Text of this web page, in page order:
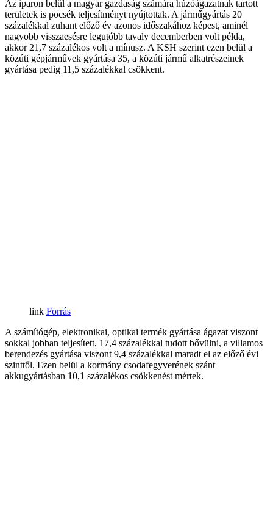
Az iparon belül a magyar gazdaság számára húzóágazatnak tartott
területek is pocsék teljesítményt nyújtottak. A járműgyártás 20
százalékkal zuhant előző év azonos időszakához képest, aminél
nagyobb visszaesésre legutóbb tavaly decemberben volt példa,
akkor 21,7 százalékos volt a mínusz. A KSH szerint ezen belül a
közúti gépjárművek gyártása 35, a közúti jármű alkatrészeinek
gyártása pedig 11,5 százalékkal csökkent.
Forrás
A számítógép, elektronikai, optikai termék gyártása ágazat viszont
sokkal jobban teljesített, 17,4 százalékkal tudott bővülni, a villamos
berendezés gyártása viszont 9,4 százalékkal maradt el az előző évi
szinttől. Ezen belül a kormány csodafegyverének szánt
akkugyártásban 10,1 százalékos csökkenést mértek.